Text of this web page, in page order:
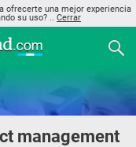
ofrecerte una mejor experiencia
su uso? .. Cerrar
management